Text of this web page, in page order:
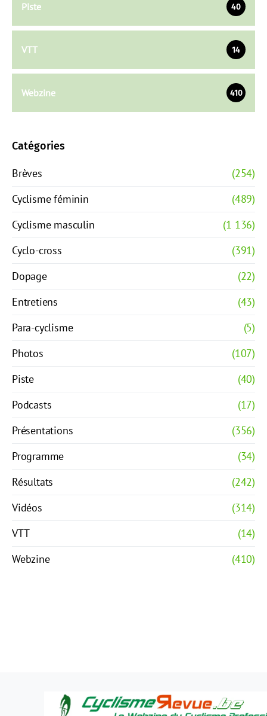
Piste 40
VTT 14
Webzine 410
Catégories
Brèves
(254)
Cyclisme féminin
(489)
Cyclisme masculin
(1 136)
Cyclo-cross
(391)
Dopage
(22)
Entretiens
(43)
Para-cyclisme
(5)
Photos
(107)
Piste
(40)
Podcasts
(17)
Présentations
(356)
Programme
(34)
Résultats
(242)
Vidéos
(314)
VTT
(14)
Webzine
(410)